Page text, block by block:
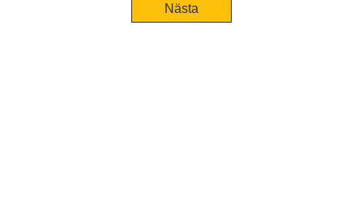
TidigareNästa